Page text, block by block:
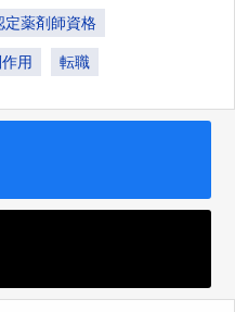
定薬剤師資格
用 転職